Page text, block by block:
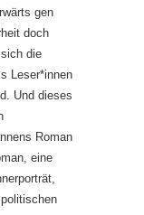
gen
doch
die
Leser*innen
Und dieses
Roman
eine